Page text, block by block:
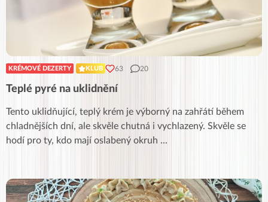
KRÉMOVÉ DEZERTY KLUB 63 20
Teplé pyré na uklidnění
Tento uklidňující, teplý krém je výborný na zahřátí během
chladnějších dní, ale skvěle chutná i vychlazený. Skvěle se
hodí pro ty, kdo mají oslabený okruh ...